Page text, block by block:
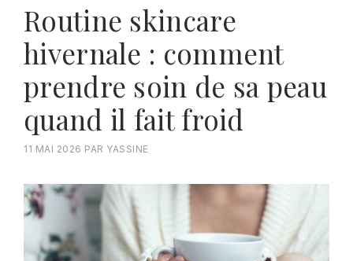
Routine skincare
hivernale : comment
prendre soin de sa peau
quand il fait froid
11 MAI 2026 PAR YASSINE